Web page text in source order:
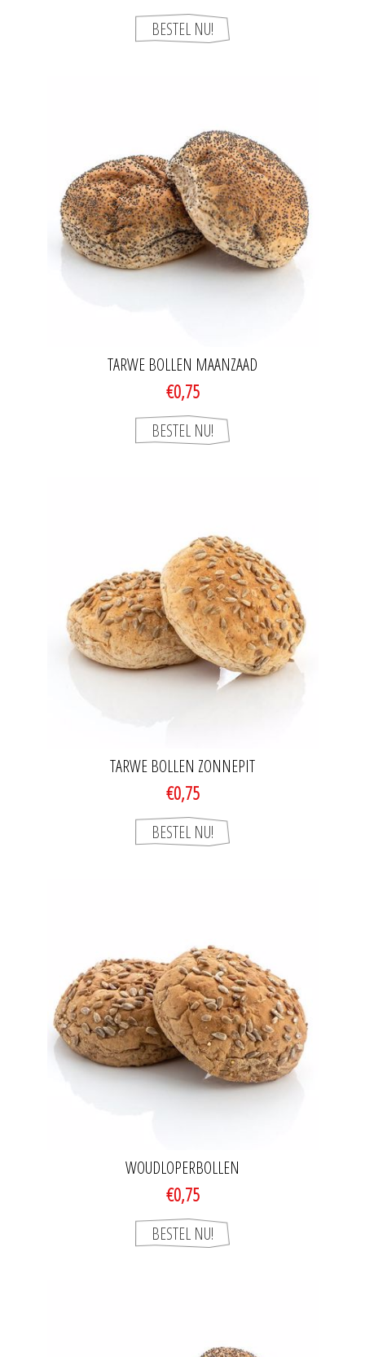
TARWE BOLLEN MAANZAAD
€0,75
TARWE BOLLEN ZONNEPIT
€0,75
WOUDLOPERBOLLEN
€0,75